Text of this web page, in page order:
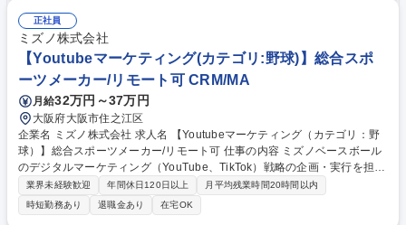
正社員
ミズノ株式会社
【Youtubeマーケティング(カテゴリ:野球)】総合スポ
ーツメーカー/リモート可 CRM/MA
月給32万円～37万円
大阪府大阪市住之江区
企業名 ミズノ株式会社 求人名 【Youtubeマーケティング（カテゴリ：野
球）】総合スポーツメーカー/リモート可 仕事の内容 ミズノベースボール
のデジタルマーケティング（YouTube、TikTok）戦略の企画・実行を担当
いただきます。DTC成長を目的とした略的な企画立案や市場分析を行い、
効果的なマーケティング施策を提案します。 【具体的には】自社YouTub
eチャンネル（MIZUNO BASEBALL JP）を担当しブランド価値・認知向
業界未経験歓迎 年間休日120日以上
月平均残業時間20時間以内
時短勤務あり
退職金あり 在宅OK